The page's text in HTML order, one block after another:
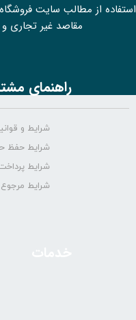
استفاده از مطالب سايت
مقاصد غیر تجاری و
راهنمای
شرایط و
شرایط حفظ
شرایط
شرایط